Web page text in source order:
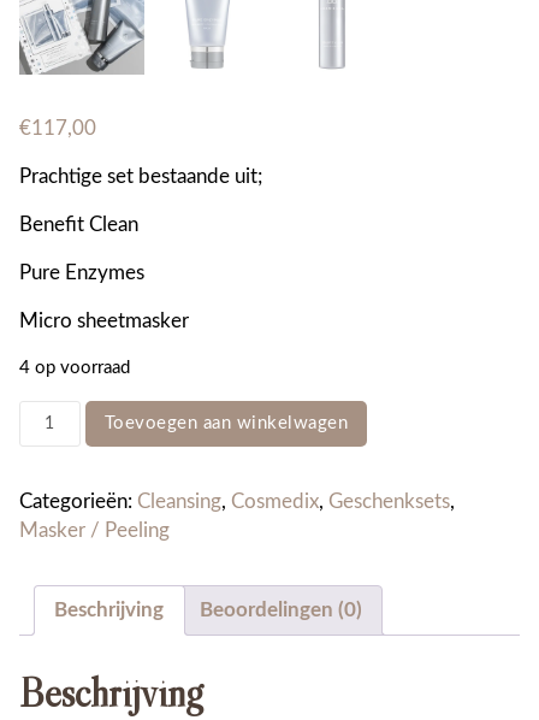
€117,00
Prachtige set bestaande uit;
Benefit Clean
Pure Enzymes
Micro sheetmasker
4 op voorraad
1
DIY
At
Facial
aantal
Toevoegen aan winkelwagen
Categorieën: Cleansing, Cosmedix, Geschenksets,
Masker / Peeling
Beschrijving Beoordelingen (0)
Beschrijving